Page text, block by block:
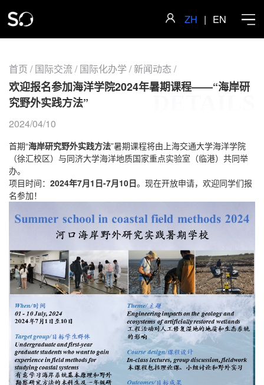
ZH | EN
首页
师资队伍
科学研究
人才培养
国际交流
学生工作
党群工作
首页 /国际交流/国际化办学 /新闻动态 /
欢迎报名参加海洋学院2024年暑期课程——“海岸研
究野外实践方法”
2024/04/10
首期“海岸研究野外实践方法”暑期课程将由上海交通大学海洋学院
（徐汇校区）与同济大学海洋地质国家重点实验室（临港）共同举
办。
项目时间： 2024年7月1日-7月10日。现在开放申请，欢迎同学们报
名参加！